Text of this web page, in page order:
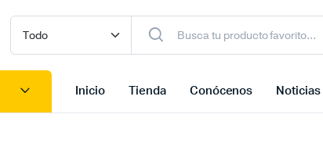
Inicio Tienda Conócenos Noticias